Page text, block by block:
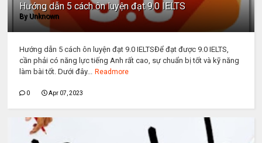
Hướng dẫn 5 cách ôn luyện đạt 9.0 IELTS
By Unknown
Hướng dẫn 5 cách ôn luyện đạt 9.0 IELTSĐể đạt được 9.0 IELTS,
cần phải có năng lực tiếng Anh rất cao, sự chuẩn bị tốt và kỹ năng
làm bài tốt. Dưới đây... Readmore
0 Apr 07, 2023